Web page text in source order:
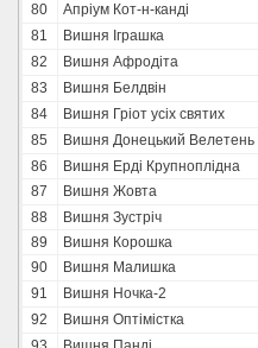
80
Апріум Кот-н-канді
81
Вишня Іграшка
82
Вишня Афродіта
83
Вишня Белдвін
84
Вишня Гріот усіх святих
85
Вишня Донецький Велетень
86
Вишня Ерді Крупноплідна
87
Вишня Жовта
88
Вишня Зустріч
89
Вишня Корошка
90
Вишня Малишка
91
Вишня Ночка-2
92
Вишня Оптімістка